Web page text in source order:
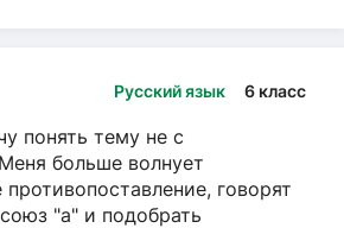
Русский язык 6 класс
понять тему не с
больше волнует
говорят
"а" и подобрать